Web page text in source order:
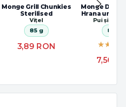
Monge Grill Chunkies
Sterilised
Vițel
85 g
3,89 RON
Monge
Hrana
Pui și
80 g
7,50